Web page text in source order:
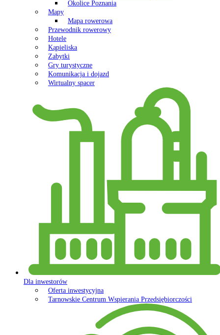
Okolice Poznania
Mapy
Mapa rowerowa
Przewodnik rowerowy
Hotele
Kąpieliska
Zabytki
Gry turystyczne
Komunikacja i dojazd
Wirtualny spacer
Dla inwestorów
Oferta inwestycyjna
Tarnowskie Centrum Wspierania Przedsiębiorczości